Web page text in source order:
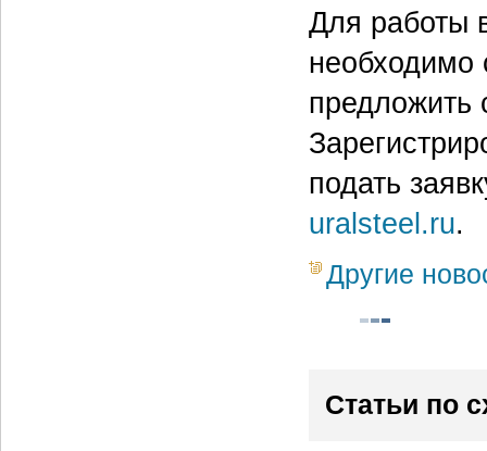
Для работы
необходимо
предложить
подать
uralsteel.ru.
Другие
Статьи по